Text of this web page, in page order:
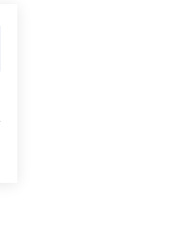
ICON